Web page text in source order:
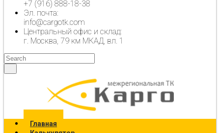
+7 (916) 888-18-38
Эл. почта:
info@cargotk.com
Центральный офис и склад:
г. Москва, 79 км МКАД, вл. 1
Главная